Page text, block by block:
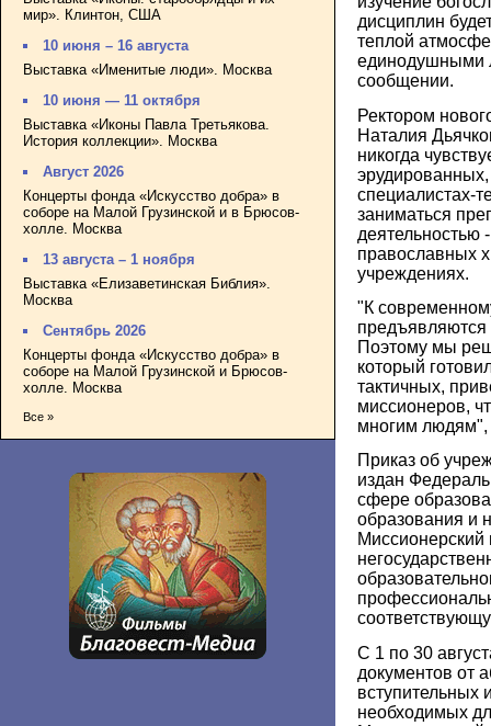
мир». Клинтон, США
10 июня – 16 августа
Выставка «Именитые люди». Москва
10 июня — 11 октября
Выставка «Иконы Павла Третьякова.
История коллекции». Москва
Август 2026
Концерты фонда «Искусство добра» в
соборе на Малой Грузинской и в Брюсов-
холле. Москва
13 августа – 1 ноября
Выставка «Елизаветинская Библия».
Москва
Сентябрь 2026
Концерты фонда «Искусство добра» в
соборе на Малой Грузинской и Брюсов-
холле. Москва
Все »
дисциплин
теплой
единодушными
сообщении.
Ректором
Наталия
никогда
специалистах-
заниматься
деятельностью
православных
учреждениях.
"К
предъявляются
Поэтому мы
который
тактичных,
миссионеров,
многим людям",
Приказ об
издан
сфере
образования и
Миссионерский
С 1 по 30
документов от
вступительных
необходимых